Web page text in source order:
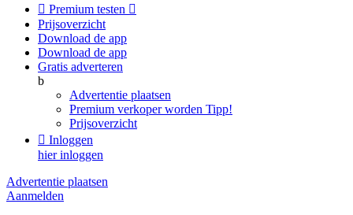
 Premium testen 
Prijsoverzicht
Download de app
Download de app
Gratis adverteren
b
Advertentie plaatsen
Premium verkoper worden Tipp!
Prijsoverzicht
 Inloggen
hier inloggen
Advertentie plaatsen
Aanmelden